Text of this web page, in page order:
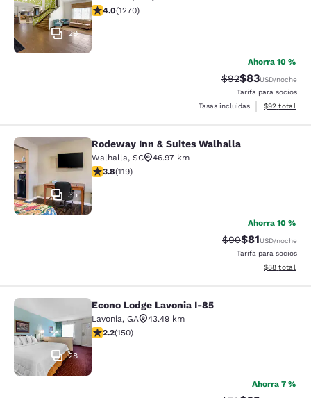
29
Calificación de 3.95 estrellas. Bueno. 1270 reseñas
4.0(1270)
Ahorra 10 %
Tarifa tachada:
$92Tarifa
$83USD/noche
Tarifa para socios
Tasas incluidas
Ver detalles
$92 total
Rodeway Inn & Suites Walhalla
35
Rodeway Inn & Suites Walhalla
Walhalla, SC
46.97 km
Calificación de 3.82 estrellas. Bueno. 119 reseñas
3.8(119)
Ahorra 10 %
Tarifa tachada:
$90Tarifa
$81USD/noche
Tarifa para socios
Ver detalles
$88 total
Econo Lodge Lavonia I-85
28
Econo Lodge Lavonia I-85
Lavonia, GA
43.49 km
Calificación de 2.21 estrellas. Razonable. 150 reseñas
2.2(150)
Ahorra 7 %